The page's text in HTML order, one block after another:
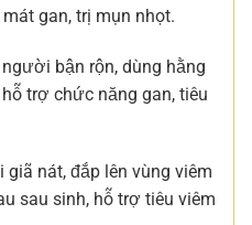
gan, trị mụn nhọt.
bận rộn, dùng hằng
trợ chức năng gan, tiêu
giã nát, đắp lên vùng viêm
sau sinh, hỗ trợ tiêu viêm